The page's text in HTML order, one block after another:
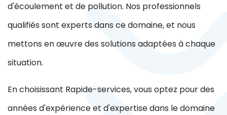
d'écoulement et de pollution. Nos professionnels
qualifiés sont experts dans ce domaine, et nous
mettons en œuvre des solutions adaptées à chaque
situation.
En choisissant Rapide-services, vous optez pour des
années d'expérience et d'expertise dans le domaine